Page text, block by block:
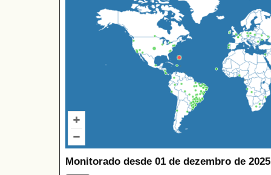
Monitorado desde 01 de dezembro de